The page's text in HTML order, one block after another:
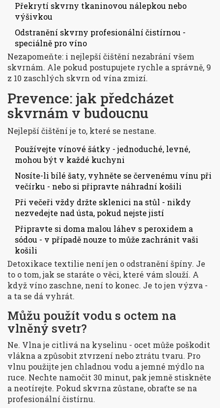
Překrytí skvrny tkaninovou nálepkou nebo
výšivkou
Odstranění skvrny profesionální čistírnou -
speciálně pro víno
Nezapomeňte: i nejlepší čištění nezabrání všem
skvrnám. Ale pokud postupujete rychle a správně, 9
z 10 zaschlých skvrn od vína zmizí.
Prevence: jak předcházet
skvrnám v budoucnu
Nejlepší čištění je to, které se nestane.
Používejte vínové šátky - jednoduché, levné,
mohou být v každé kuchyni
Nosíte-li bílé šaty, vyhněte se červenému vínu při
večírku - nebo si připravte náhradní košili
Při večeři vždy držte sklenici na stůl - nikdy
nezvedejte nad ústa, pokud nejste jistí
Připravte si doma malou láhev s peroxidem a
sódou - v případě nouze to může zachránit vaši
košili
Detoxikace textilie není jen o odstranění špíny. Je
to o tom, jak se staráte o věci, které vám slouží. A
když víno zaschne, není to konec. Je to jen výzva -
a ta se dá vyhrát.
Můžu použít vodu s octem na
vlněný svetr?
Ne. Vlna je citlivá na kyselinu - ocet může poškodit
vlákna a způsobit ztvrzení nebo ztrátu tvaru. Pro
vlnu použijte jen chladnou vodu a jemné mýdlo na
ruce. Nechte namočit 30 minut, pak jemně stiskněte
a neotírejte. Pokud skvrna zůstane, obraťte se na
profesionální čistírnu.